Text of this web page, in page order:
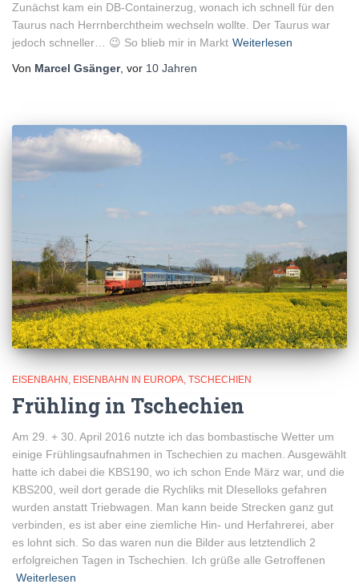
Zunächst kam ein DB-Containerzug, wonach ich schnell für den
Taurus nach Herrnberchtheim wechseln wollte. Der Taurus war
jedoch schneller… 😉 So blieb mir in Markt Weiterlesen
Von Marcel Gsänger, vor 10 Jahren
EISENBAHN EISENBAHN IN EUROPA TSCHECHIEN
Frühling in Tschechien
Am 29. + 30. April 2016 nutzte ich das bombastische Wetter um
einige Frühlingsaufnahmen in Tschechien zu machen. Ausgewählt
hatte ich dabei die KBS190, wo ich schon Ende März war, und die
KBS200, weil dort gerade die Rychliks mit DIeselloks gefahren
wurden anstatt Triebwagen. Man kann beide Strecken ganz gut
verbinden, es ist aber eine ziemliche Hin- und Herfahrerei, aber
es lohnt sich. So das waren nun die Bilder aus letztendlich 2
erfolgreichen Tagen in Tschechien. Ich grüße alle Getroffenen
Weiterlesen